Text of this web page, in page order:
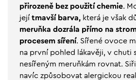
přirozeně bez použití chemie.
její tmavší barva, která je však
meruňka dozrála přímo na
procesem síření. Sířené ovoce
na první pohled lákavěji, v chuti
nesířeným meruňkám rovnat.
navíc způsobovat alergickou